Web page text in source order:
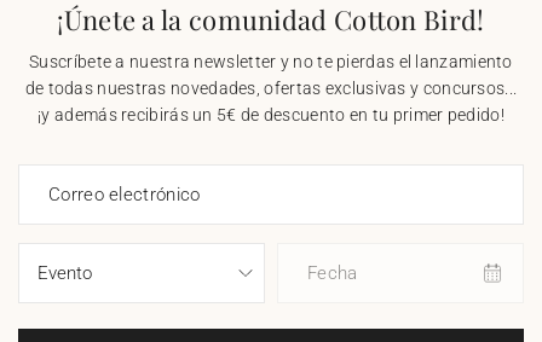
¡Únete a la comunidad Cotton Bird!
Suscríbete a nuestra newsletter y no te pierdas el lanzamiento
de todas nuestras novedades, ofertas exclusivas y concursos...
¡y además recibirás un 5€ de descuento en tu primer pedido!
Correo electrónico
Fecha